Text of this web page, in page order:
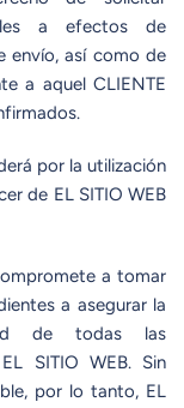
a efectos de
envío, así como de
a aquel CLIENTE
por la utilización
de EL SITIO WEB
a tomar
a asegurar la
de todas las
SITIO WEB. Sin
por lo tanto, EL